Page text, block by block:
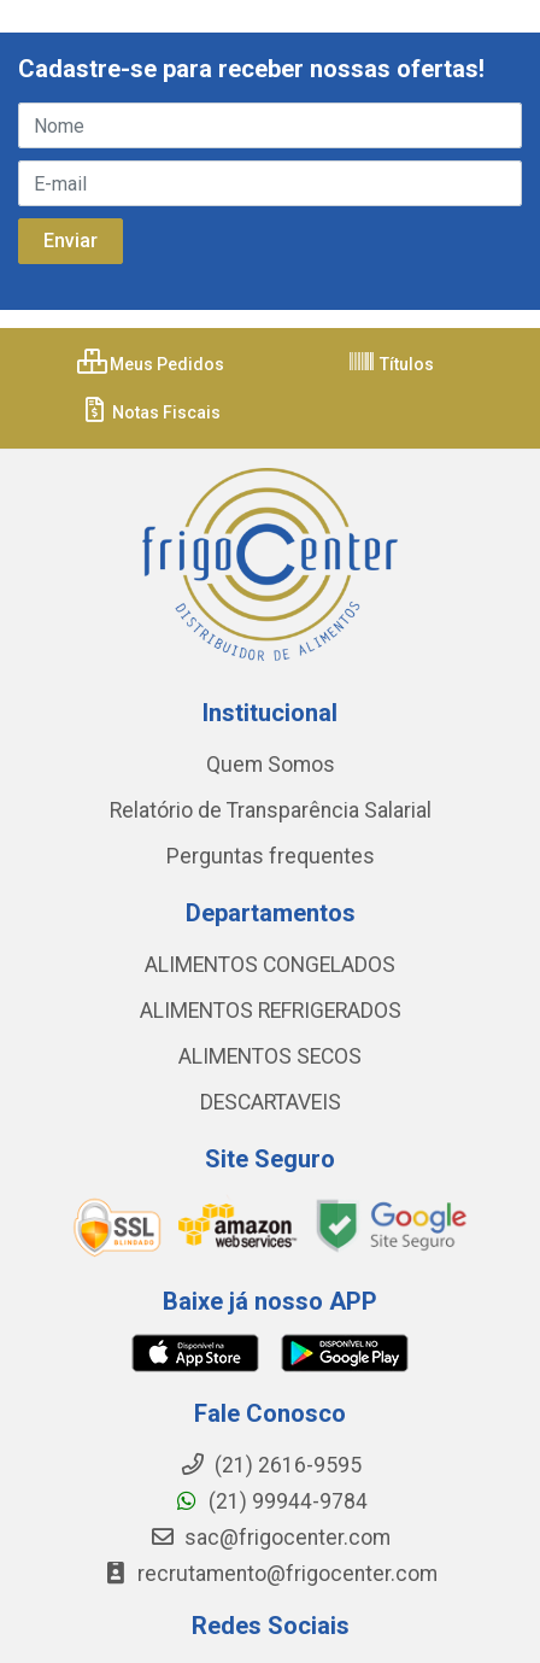
Cadastre-se para receber nossas ofertas!
Meus Pedidos Títulos
Notas Fiscais
Institucional
Quem Somos
Relatório de Transparência Salarial
Perguntas frequentes
Departamentos
ALIMENTOS CONGELADOS
ALIMENTOS REFRIGERADOS
ALIMENTOS SECOS
DESCARTAVEIS
Site Seguro
Baixe já nosso APP
Fale Conosco
(21) 2616-9595
(21) 99944-9784
sac@frigocenter.com
recrutamento@frigocenter.com
Redes Sociais